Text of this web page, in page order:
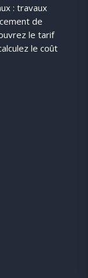
: travaux
de
le tarif
le coût